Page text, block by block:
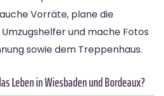
Vorräte, plane die
und mache Fotos
sowie dem Treppenhaus.
Leben in Wiesbaden und Bordeaux?